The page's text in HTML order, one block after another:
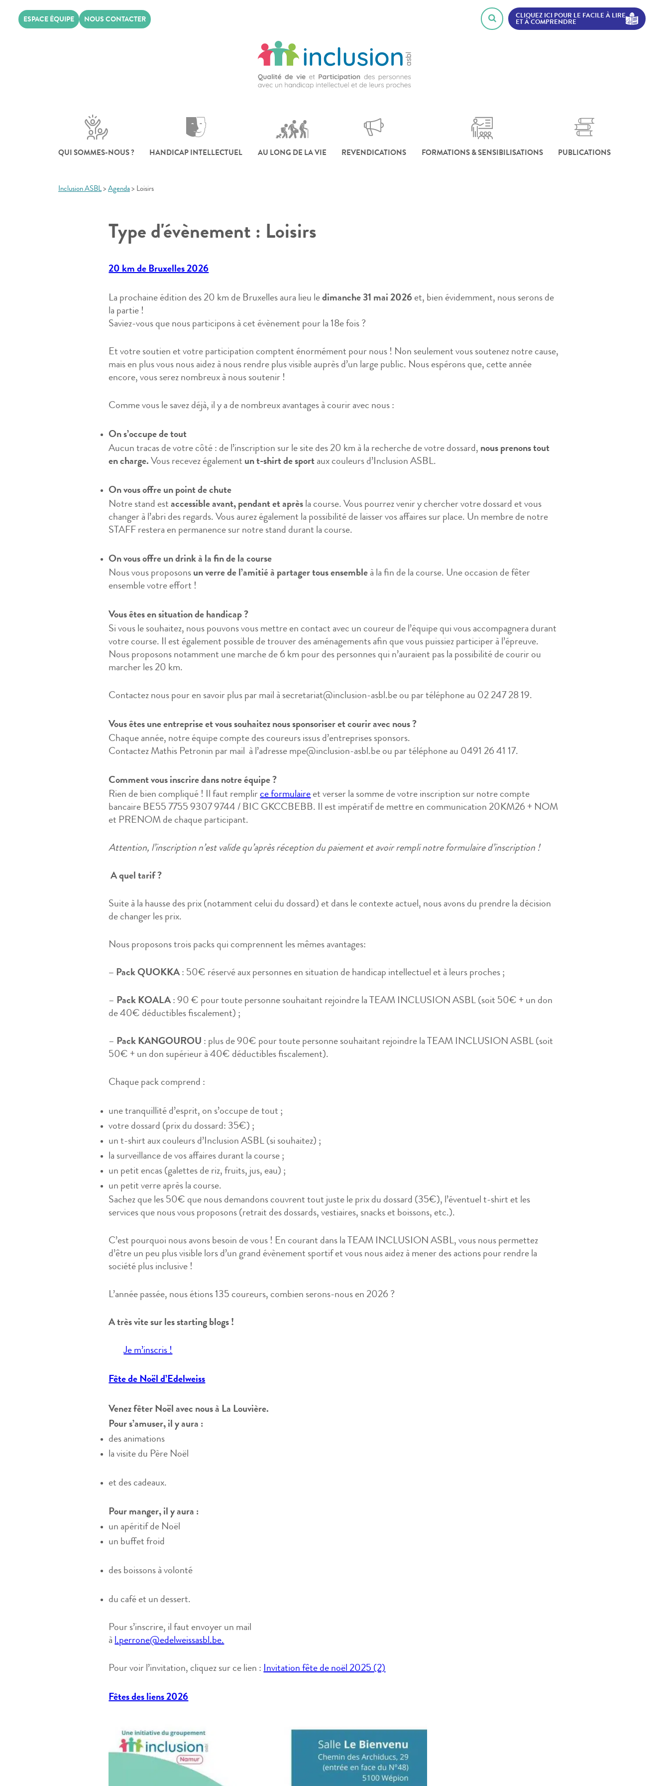
ESPACE ÉQUIPE NOUS CONTACTER
CLIQUEZ ICI POUR LE FACILE À LIRE
ET À COMPRENDRE
QUI SOMMES-NOUS ? HANDICAP INTELLECTUEL AU LONG DE LA VIE REVENDICATIONS FORMATIONS & SENSIBILISATIONS PUBLICATIONS
Inclusion ASBL> Agenda > Loisirs
Type d'évènement : Loisirs
20 km de Bruxelles 2026
La prochaine édition des 20 km de Bruxelles aura lieu ledimanche 31 mai 2026 et, bien évidemment, nous serons de
la partie !
Saviez-vous que nous participons à cet évènement pour la 18e fois ?
Et votre soutien et votre participation comptent énormément pour nous ! Non seulement vous soutenez notre cause,
mais en plus vous nous aidez à nous rendre plus visible auprès d’un large public. Nous espérons que, cette année
encore, vous serez nombreux à nous soutenir !
Comme vous le savez déjà, il y a de nombreux avantages à courir avec nous :
On s’occupe de tout
Aucun tracas de votre côté : de l’inscription sur le site des 20 km à la recherche de votre dossard, nous prenons tout
en charge. Vous recevez également un t-shirt de sport aux couleurs d’Inclusion ASBL.
On vous offre un point de chute
Notre stand estaccessible avant, pendant et après la course. Vous pourrez venir y chercher votre dossard et vous
changer à l’abri des regards. Vous aurez également la possibilité de laisser vos affaires sur place. Un membre de notre
STAFF restera en permanence sur notre stand durant la course.
On vous offre un drink à la fin de la course
Nous vous proposons un verre de l’amitié à partager tous ensemble à la fin de la course. Une occasion de fêter
ensemble votre effort !
Vous êtes en situation de handicap ?
Si vous le souhaitez, nous pouvons vous mettre en contact avec un coureur de l’équipe qui vous accompagnera durant
votre course. Il est également possible de trouver des aménagements afin que vous puissiez participer à l’épreuve.
Nous proposons notamment une marche de 6 km pour des personnes qui n’auraient pas la possibilité de courir ou
marcher les 20 km.
Contactez nous pour en savoir plus par mail à secretariat@inclusion-asbl.be ou par téléphone au 02 247 28 19.
Vous êtes une entreprise et vous souhaitez nous sponsoriser et courir avec nous ?
Chaque année, notre équipe compte des coureurs issus d’entreprises sponsors.
Contactez Mathis Petronin par mail à l’adresse mpe@inclusion-asbl.be ou par téléphone au 0491 26 41 17.
Comment vous inscrire dans notre équipe ?
Rien de bien compliqué ! Il faut remplirce formulaire et verser la somme de votre inscription sur notre compte
bancaire BE55 7755 9307 9744 / BIC GKCCBEBB. Il est impératif de mettre en communication 20KM26 + NOM
et PRENOM de chaque participant.
Attention, l’inscription n’est valide qu’après réception du paiement et avoir rempli notre formulaire d’inscription !
A quel tarif ?
Suite à la hausse des prix (notamment celui du dossard) et dans le contexte actuel, nous avons du prendre la décision
de changer les prix.
Nous proposons trois packs qui comprennent les mêmes avantages:
– Pack QUOKKA: 50€ réservé aux personnes en situation de handicap intellectuel et à leurs proches ;
– Pack KOALA: 90 € pour toute personne souhaitant rejoindre la TEAM INCLUSION ASBL (soit 50€ + un don
de 40€ déductibles fiscalement) ;
– Pack KANGOUROU : plus de 90€ pour toute personne souhaitant rejoindre la TEAM INCLUSION ASBL (soit
50€ + un don supérieur à 40€ déductibles fiscalement).
Chaque pack comprend :
une tranquillité d’esprit, on s’occupe de tout ;
votre dossard (prix du dossard: 35€) ;
un t-shirt aux couleurs d’Inclusion ASBL (si souhaitez) ;
la surveillance de vos affaires durant la course ;
un petit encas (galettes de riz, fruits, jus, eau) ;
un petit verre après la course.
Sachez que les 50€ que nous demandons couvrent tout juste le prix du dossard (35€), l’éventuel t-shirt et les
services que nous vous proposons (retrait des dossards, vestiaires, snacks et boissons, etc.).
C’est pourquoi nous avons besoin de vous ! En courant dans la TEAM INCLUSION ASBL, vous nous permettez
d’être un peu plus visible lors d’un grand évènement sportif et vous nous aidez à mener des actions pour rendre la
société plus inclusive !
L’année passée, nous étions 135 coureurs, combien serons-nous en 2026 ?
A très vite sur les starting blogs !
Je m’inscris !
Fête de Noël d’Edelweiss
Venez fêter Noël avec nous à La Louvière.
Pour s’amuser, il y aura :
des animations
la visite du Père Noël
et des cadeaux.
Pour manger, il y aura :
un apéritif de Noël
un buffet froid
des boissons à volonté
du café et un dessert.
Pour s’inscrire, il faut envoyer un mail
à l.perrone@edelweissasbl.be.
Pour voir l’invitation, cliquez sur ce lien : Invitation fête de noël 2025 (2)
Fêtes des liens 2026